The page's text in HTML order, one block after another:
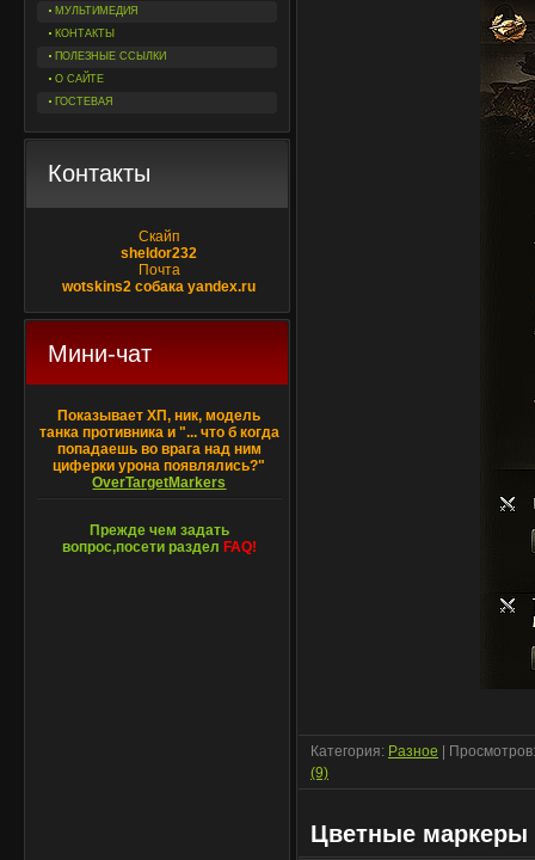
МУЛЬТИМЕДИЯ
КОНТАКТЫ
ПОЛЕЗНЫЕ ССЫЛКИ
О САЙТЕ
ГОСТЕВАЯ
Контакты
Скайп
sheldor232
Почта
wotskins2 собака yandex.ru
Мини-чат
Показывает ХП, ник, модель
танка противника и "... что б когда
попадаешь во врага над ним
циферки урона появлялись?"
OverTargetMarkers
Прежде чем задать
вопрос,посети раздел FAQ!
Категория: Разное |
(9)
Цветные маркеры